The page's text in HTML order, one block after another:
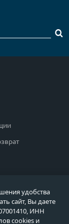
удобства
сайт, Вы даете
ИНН
cookies и